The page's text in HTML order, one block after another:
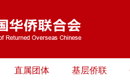
直属团体 基层侨联